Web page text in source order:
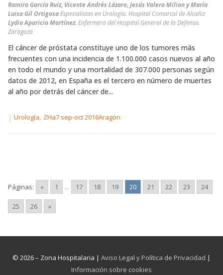
Ramiro García Ruiz, Vicente Andrés Lázaro, Jesús Valero Milian y María
Luisa Gil OrtigosaEspecialistas en Urología. Hospital Comarcal de Alcañiz
Lydia Aparicio Martínez. Enfermera del Hospital General de la Defensa.
Zaragoza
El cáncer de próstata constituye uno de los tumores más
frecuentes con una incidencia de 1.100.000 casos nuevos al año
en todo el mundo y una mortalidad de 307.000 personas según
datos de 2012, en España es el tercero en número de muertes
al año por detrás del cáncer de...
| Urología, ZHa7 sep-oct 2016Aragón
Páginas: « 1 ... 17 18 19 20 21 22 23 24
25 26 »
© 2026 – Zona Hospitalaria | Aviso Legal y Política de Privacidad |
Información sobre cookies